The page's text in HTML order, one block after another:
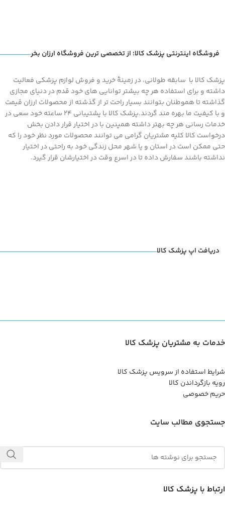
فروشگاه اینترنتی پزشک کالا؛ از تخصصی ترین فروشگاه ارزان بخر
پزشک کالا با سابقه طولانی، در زمینۀ خرید و فروش لوازم پزشکی فعالیت
داشته و برای استفاده هر چه بیشتر توانایی های خود قدم در دنیای مجازی
گذاشته تا هموطنان بتوانند بسیار راحت تر از گذشته از محصولات ارزان قیمت
و با کیفیت ما بهره مند گردند.پزشک کالا با پشتیبانی 24 ساعته خود سعی در
خدمات رسانی هر چه بهتر داشته همپنین با در اختیار قرار دادن بخش
درخواست کالا کلیه مشتریان گرامی می توانند محصولات مورد نظر خود را که
حتی ممکن است در استان و یا شهر محل زندگی خود به راحتی در اختیار
نداشته باشند سفارش داده تا در اسرع وقت در اختیارشان قرار گیرد.
دریافت اپ پزشک کالا
خدمات به مشتریان پزشک کالا
شرایط استفاده از سرویس پزشک کالا
رویه بازگرداندن کالا
حریم خصوصی
جستجوی مطالب سایت
ارتباط با پزشک کالا